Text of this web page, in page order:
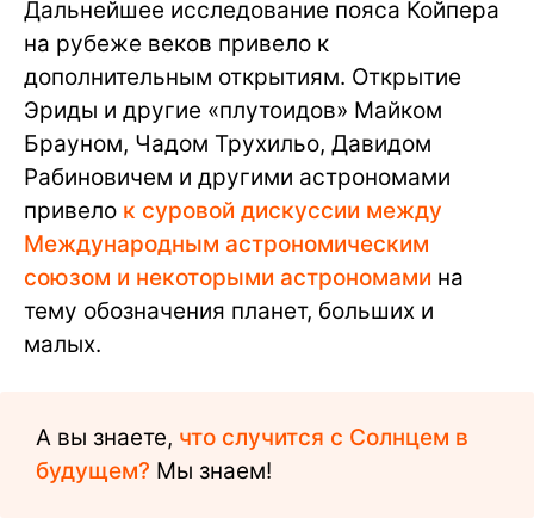
Дальнейшее исследование пояса Койпера
на рубеже веков привело к
дополнительным открытиям. Открытие
Эриды и другие «плутоидов» Майком
Брауном, Чадом Трухильо, Давидом
Рабиновичем и другими астрономами
привело к суровой дискуссии между
Международным астрономическим
союзом и некоторыми астрономами на
тему обозначения планет, больших и
малых.
А вы знаете, что случится с Солнцем в
будущем? Мы знаем!